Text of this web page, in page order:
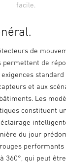
facile.
de
permettent de
exigences
et aux
Les
constituent
du jour
360°, qui peut